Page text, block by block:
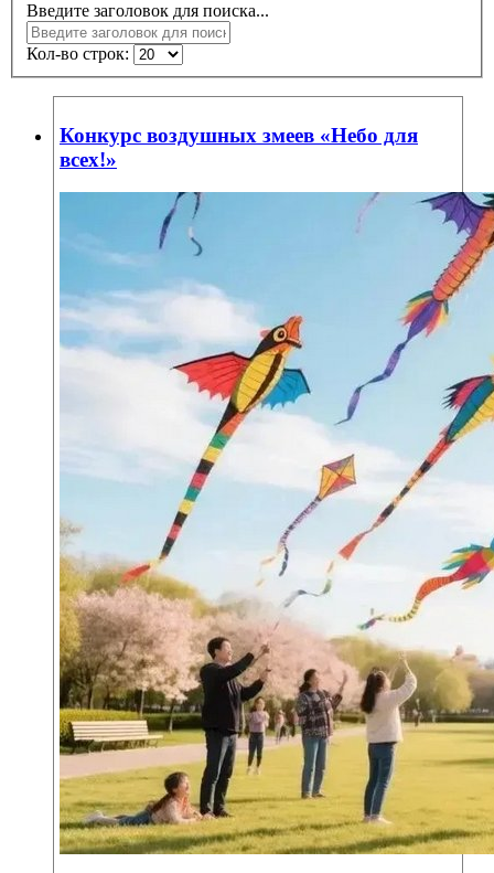
Введите заголовок для поиска...
Кол-во строк:
Конкурс воздушных змеев «Небо для
всех!»